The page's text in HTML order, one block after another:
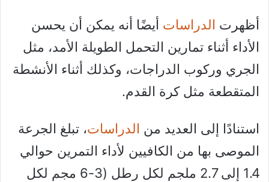
أظهرت الدراسات أيضًا أنه يمكن أن يحسن
الأداء أثناء تمارين التحمل الطويلة الأمد، مثل
الجري وركوب الدراجات، وكذلك أثناء الأنشطة
المتقطعة مثل كرة القدم.
استنادًا إلى العديد من الدراسات، تبلغ الجرعة
الموصى بها من الكافيين لأداء التمرين حوالي
1.4 إلى 2.7 ملجم لكل رطل (3-6 مجم لكل